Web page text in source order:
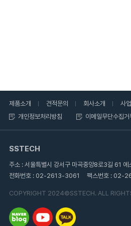
제품소개 견적문의 회사소개 사
개인정보처리방침
이메일무단수집거
SSTECH
주소 : 서울특별시 강서구 마곡중앙8로3길 61
전화번호 : 02-2613-3061
팩스번호 : 02-
COPYRIGHT 2024©SSTECH. ALL